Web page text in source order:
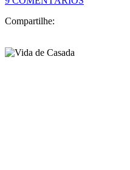
Compartilhe: